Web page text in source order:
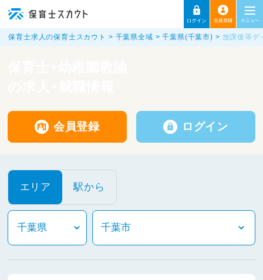
保育士求人の保育士スカウト 千葉県全域 千葉県(千葉市) 放課後等デ
会員登録 ログイン
エリア 駅から